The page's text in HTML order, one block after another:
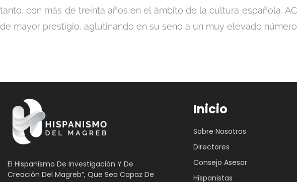
tanto, con más de treinta años en el ámbito de la cultura española,
de mayor prestigio, aglutinando en su seno a un muy elevado
El Hispanismo De Investigación Y De
Creación Del Magreb”, Que Sea Capaz De
Inicio
Sobre Nosotros
Directores
Consejo Asesor
Hispanistas